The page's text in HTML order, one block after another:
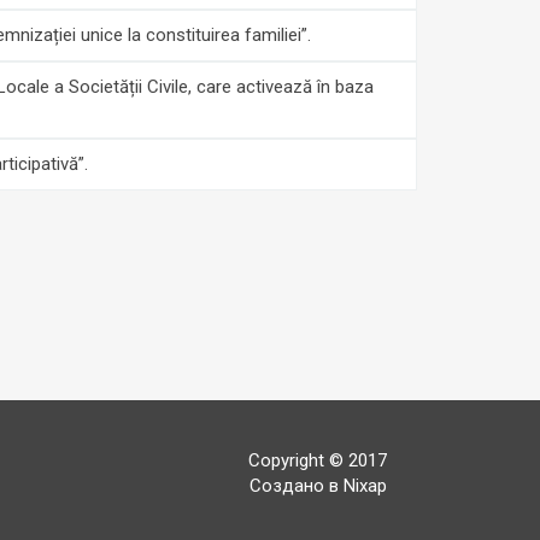
unice la constituirea familiei”.
a Societății Civile, care activează în baza
Copyright © 2017
Создано в Nixap